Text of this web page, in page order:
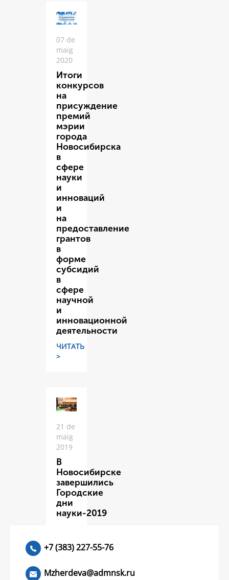
07 de
maig
2020
Итоги
конкурсов
на
присуждение
премий
мэрии
города
Новосибирска
в
сфере
науки
и
инноваций
и
на
предоставление
грантов
в
форме
субсидий
в
сфере
научной
и
инновационной
деятельности
ЧИТАТЬ
>
21 de
maig
2019
В
Новосибирске
завершились
Городские
дни
науки-2019
+7 (383) 227-55-76
Mzherdeva@admnsk.ru